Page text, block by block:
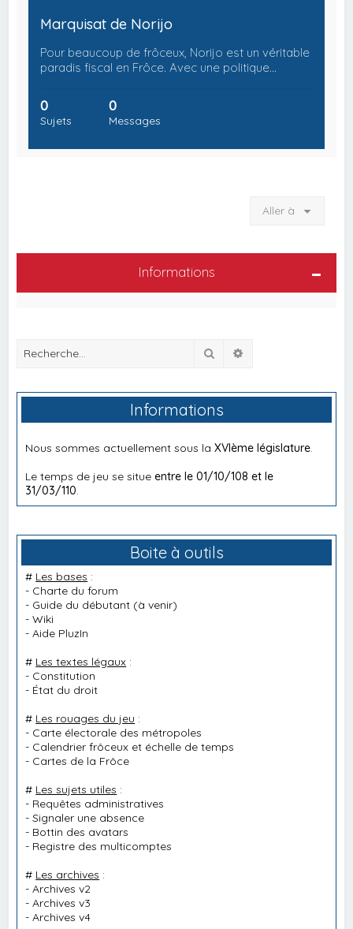
Marquisat de Norijo
Pour beaucoup de frôceux, Norijo est un véritable
paradis fiscal en Frôce. Avec une politique…
0
Sujets
0
Messages
Aller à
Informations
Rechercher
Informations
Nous sommes actuellement sous laXVIème législature
Le temps de jeu se situeentre le 01/10/108 et le
31/03/110
Boite à outils
# Les bases :
- Charte du forum
- Guide du débutant (à venir)
-Wiki
-Aide PluzIn
# Les textes légaux :
- Constitution
- État du droit
# Les rouages du jeu :
- Carte électorale des métropoles
- Calendrier frôceux et échelle de temps
- Cartes de la Frôce
# Les sujets utiles :
- Requêtes administratives
-Signaler une absence
- Bottin des avatars
- Registre des multicomptes
# Les archives :
-Archives v2
-Archives v3
-Archives v4